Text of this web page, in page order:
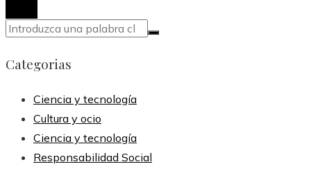
Categorias
Ciencia y tecnología
Cultura y ocio
Ciencia y tecnología
Responsabilidad Social